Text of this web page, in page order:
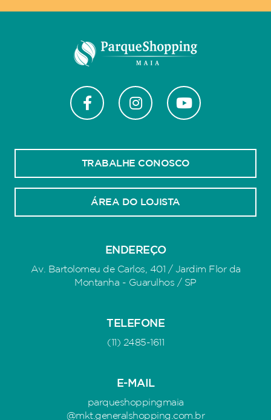
TRABALHE CONOSCO
ÁREA DO LOJISTA
ENDEREÇO
Av. Bartolomeu de Carlos, 401 / Jardim Flor da
Montanha - Guarulhos / SP
TELEFONE
(11) 2485-1611
E-MAIL
parqueshoppingmaia
@mkt.generalshopping.com.br